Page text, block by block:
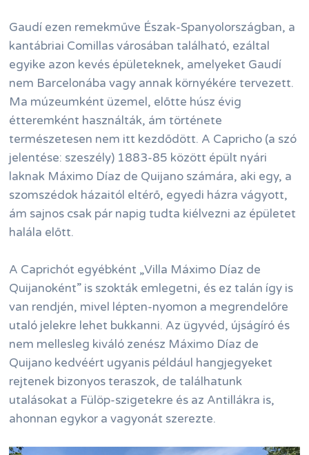
Gaudí ezen remekműve Észak-Spanyolországban, a
kantábriai Comillas városában található, ezáltal
egyike azon kevés épületeknek, amelyeket Gaudí
nem Barcelonába vagy annak környékére tervezett.
Ma múzeumként üzemel, előtte húsz évig
étteremként használták, ám története
természetesen nem itt kezdődött. A Capricho (a szó
jelentése: szeszély) 1883-85 között épült nyári
laknak Máximo Díaz de Quijano számára, aki egy, a
szomszédok házaitól eltérő, egyedi házra vágyott,
ám sajnos csak pár napig tudta kiélvezni az épületet
halála előtt.
A Caprichót egyébként „Villa Máximo Díaz de
Quijanoként” is szokták emlegetni, és ez talán így is
van rendjén, mivel lépten-nyomon a megrendelőre
utaló jelekre lehet bukkanni. Az ügyvéd, újságíró és
nem mellesleg kiváló zenész Máximo Díaz de
Quijano kedvéért ugyanis például hangjegyeket
rejtenek bizonyos teraszok, de találhatunk
utalásokat a Fülöp-szigetekre és az Antillákra is,
ahonnan egykor a vagyonát szerezte.